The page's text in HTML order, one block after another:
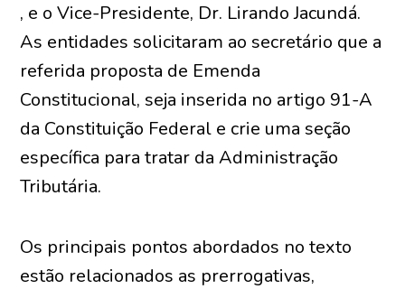
, e o Vice-Presidente, Dr. Lirando Jacundá.
As entidades solicitaram ao secretário que a
referida proposta de Emenda
Constitucional, seja inserida no artigo 91-A
da Constituição Federal e crie uma seção
específica para tratar da Administração
Tributária.
Os principais pontos abordados no texto
estão relacionados as prerrogativas,